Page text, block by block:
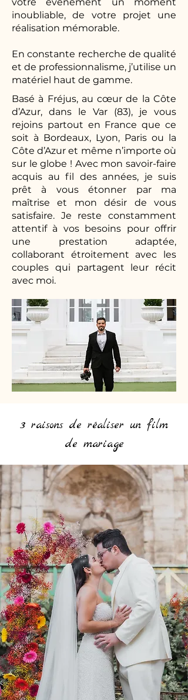
inoubliable, de votre projet une
réalisation mémorable.
En constante recherche de qualité
et de professionnalisme, j’utilise un
matériel haut de gamme.
Basé à Fréjus, au cœur de la Côte
d’Azur, dans le Var (83), je vous
rejoins partout en France que ce
soit à Bordeaux, Lyon, Paris ou la
Côte d’Azur et même n’importe où
sur le globe ! Avec mon savoir-faire
acquis au fil des années, je suis
prêt à vous étonner par ma
maîtrise et mon désir de vous
satisfaire. Je reste constamment
attentif à vos besoins pour offrir
une prestation adaptée,
collaborant étroitement avec les
couples qui partagent leur récit
avec moi.
3 raisons de réaliser un film
de mariage